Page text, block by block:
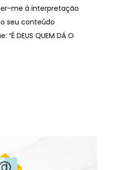
me à interpretação
seu conteúdo
DEUS QUEM DÁ O